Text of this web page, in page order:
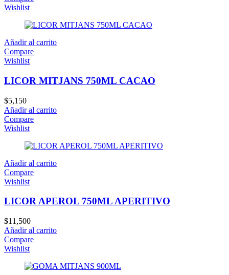
Wishlist
Añadir al carrito
Compare
Wishlist
LICOR MITJANS 750ML CACAO
$5,150
Añadir al carrito
Compare
Wishlist
Añadir al carrito
Compare
Wishlist
LICOR APEROL 750ML APERITIVO
$11,500
Añadir al carrito
Compare
Wishlist